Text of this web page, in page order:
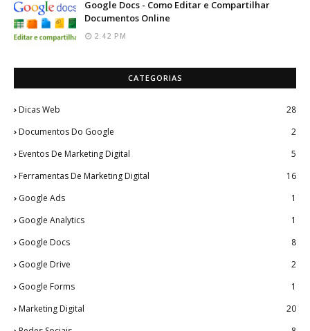
Google Docs - Como Editar e Compartilhar
Documentos Online
2:42 PM
CATEGORIAS
Dicas Web
28
Documentos Do Google
2
Eventos De Marketing Digital
5
Ferramentas De Marketing Digital
16
Google Ads
1
Google Analytics
1
Google Docs
8
Google Drive
2
Google Forms
1
Marketing Digital
20